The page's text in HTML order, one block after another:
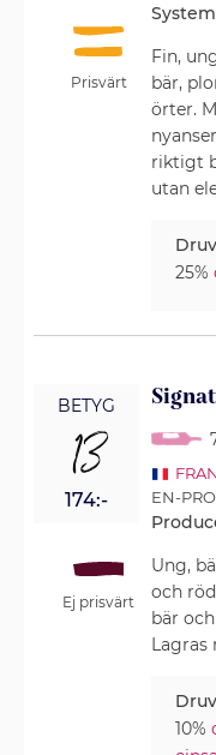
Prisvärt
Fin,
bär,
örter.
riktigt
utan
25%
BETYG
13
174:-
Ej prisvärt
EN-
Ung,
och
bär
Lagras
10%